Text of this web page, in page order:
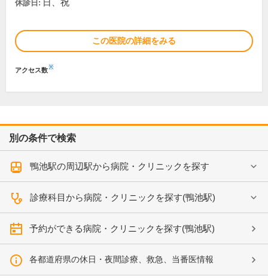
休診日: 日、祝
この医院の詳細をみる
アクセス数※
別の条件で検索
鴨池駅の周辺駅から病院・クリニックを探す
診療科目から病院・クリニックを探す(鴨池駅)
予約ができる病院・クリニックを探す(鴨池駅)
各都道府県の休日・夜間診療、救急、当番医情報